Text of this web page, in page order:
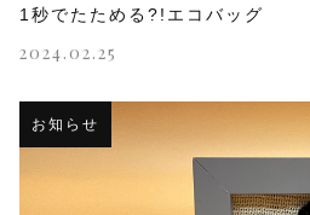
1秒でたためる?!エコバッグ
2024.02.25
お知らせ